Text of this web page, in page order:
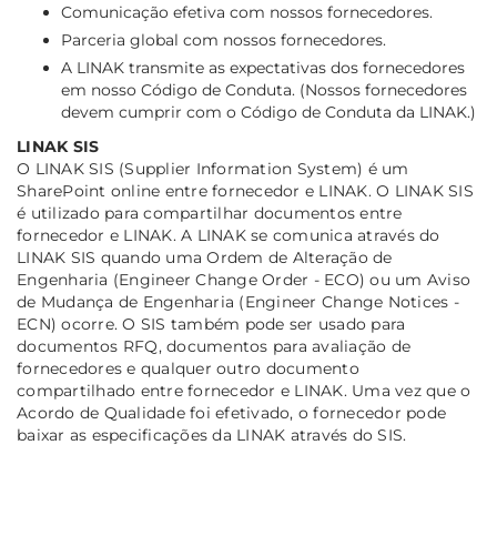
Comunicação efetiva com nossos fornecedores.
Parceria global com nossos fornecedores.
A LINAK transmite as expectativas dos fornecedores
em nosso Código de Conduta. (Nossos fornecedores
devem cumprir com o Código de Conduta da LINAK.)
LINAK SIS
O LINAK SIS (Supplier Information System) é um
SharePoint online entre fornecedor e LINAK. O LINAK SIS
é utilizado para compartilhar documentos entre
fornecedor e LINAK. A LINAK se comunica através do
LINAK SIS quando uma Ordem de Alteração de
Engenharia (Engineer Change Order - ECO) ou um Aviso
de Mudança de Engenharia (Engineer Change Notices -
ECN) ocorre. O SIS também pode ser usado para
documentos RFQ, documentos para avaliação de
fornecedores e qualquer outro documento
compartilhado entre fornecedor e LINAK. Uma vez que o
Acordo de Qualidade foi efetivado, o fornecedor pode
baixar as especificações da LINAK através do SIS.